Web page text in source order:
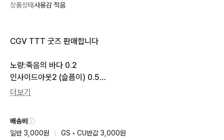
상품상태사용감 적음
CGV TTT 굿즈 판매합니다
노량:죽음의 바다 0.2
인사이드아웃2 (슬픔이) 0.5
하이재킹 0.2
더보기
배송비
일반 3,000원
GS • CU반값 3,000원